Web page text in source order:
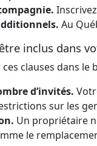
Au
inclus dans
clauses dans le
d’invités.
sur les
Un propriétaire
le